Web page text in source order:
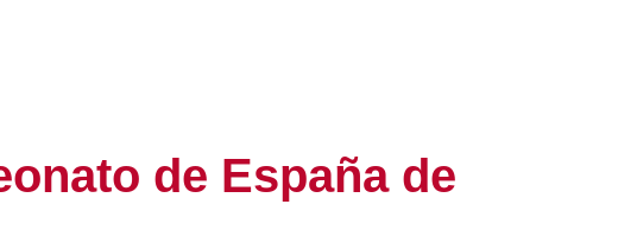
de España de